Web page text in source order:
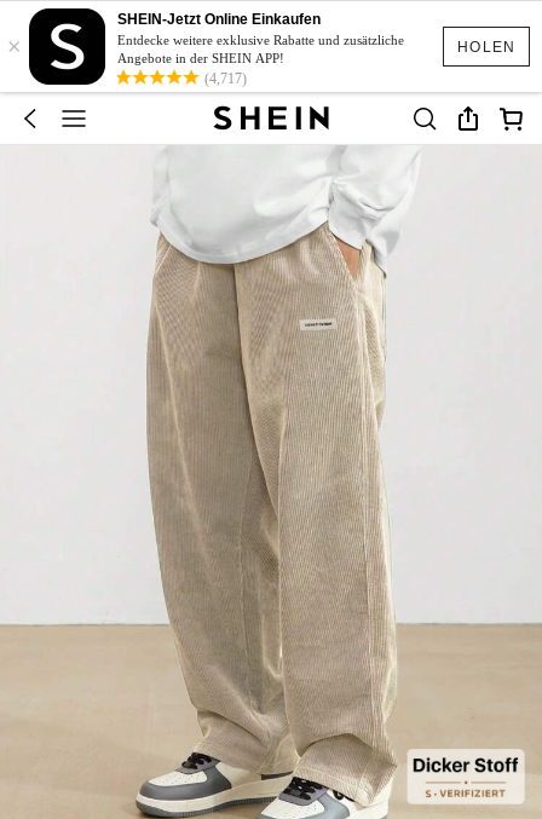
HOLEN
×
SHEIN-Jetzt Online Einkaufen
Entdecke weitere exklusive Rabatte und zusätzliche
Angebote in der SHEIN APP!
(4,717)